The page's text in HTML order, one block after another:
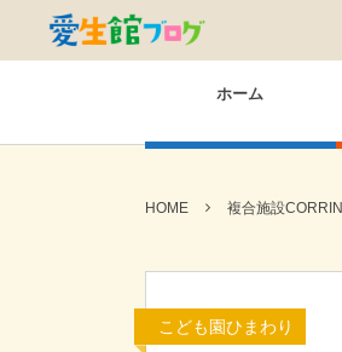
ホーム
HOME 複合施設CORRIN
こども園ひまわり